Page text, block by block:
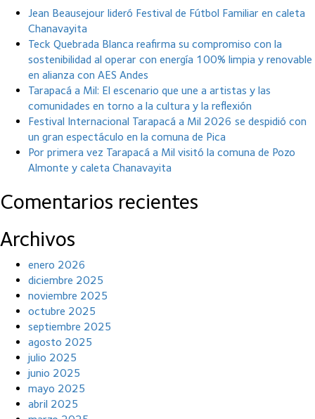
Jean Beausejour lideró Festival de Fútbol Familiar en caleta
Chanavayita
Teck Quebrada Blanca reafirma su compromiso con la
sostenibilidad al operar con energía 100% limpia y renovable
en alianza con AES Andes
Tarapacá a Mil: El escenario que une a artistas y las
comunidades en torno a la cultura y la reflexión
Festival Internacional Tarapacá a Mil 2026 se despidió con
un gran espectáculo en la comuna de Pica
Por primera vez Tarapacá a Mil visitó la comuna de Pozo
Almonte y caleta Chanavayita
Comentarios recientes
Archivos
enero 2026
diciembre 2025
noviembre 2025
octubre 2025
septiembre 2025
agosto 2025
julio 2025
junio 2025
mayo 2025
abril 2025